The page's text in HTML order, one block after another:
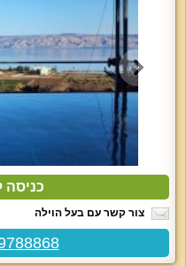
כניסה
צור קשר עם בעל הוילה
052-